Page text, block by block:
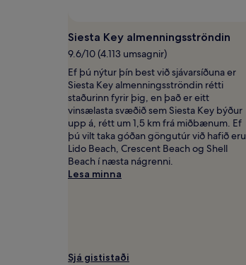
framboð
breyst.
Frekari
skilmálar
geta
átt
við.
Siesta Key almenningsströndin
9.6/10 (4.113 umsagnir)
Ef þú nýtur þín best við sjávarsíðuna er
Siesta Key almenningsströndin rétti
staðurinn fyrir þig, en það er eitt
vinsælasta svæðið sem Siesta Key býður
upp á, rétt um 1,5 km frá miðbænum. Ef
þú vilt taka góðan göngutúr við hafið eru
Lido Beach, Crescent Beach og Shell
Beach í næsta nágrenni.
Lesa minna
Sjá gististaði